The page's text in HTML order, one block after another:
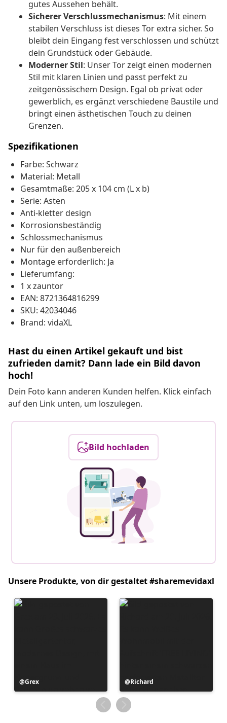
gutes Aussehen behält.
Sicherer Verschlussmechanismus: Mit einem
stabilen Verschluss ist dieses Tor extra sicher. So
bleibt dein Eingang fest verschlossen und schützt
dein Grundstück oder Gebäude.
Moderner Stil: Unser Tor zeigt einen modernen
Stil mit klaren Linien und passt perfekt zu
zeitgenössischem Design. Egal ob privat oder
gewerblich, es ergänzt verschiedene Baustile und
bringt einen ästhetischen Touch zu deinen
Grenzen.
Spezifikationen
Farbe: Schwarz
Material: Metall
Gesamtmaße: 205 x 104 cm (L x b)
Serie: Asten
Anti-kletter design
Korrosionsbeständig
Schlossmechanismus
Nur für den außenbereich
Montage erforderlich: Ja
Lieferumfang:
1 x zauntor
EAN: 8721364816299
SKU: 42034046
Brand: vidaXL
Hast du einen Artikel gekauft und bist
zufrieden damit? Dann lade ein Bild davon
hoch!
Dein Foto kann anderen Kunden helfen. Klick einfach
auf den Link unten, um loszulegen.
Bild hochladen
Unsere Produkte, von dir gestaltet #sharemevidaxl
Beitrag
veröffentlicht
Grex
Beitrag
veröffentlicht
von
Richard